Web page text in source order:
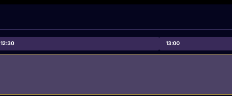
12:30 13:00